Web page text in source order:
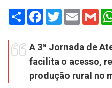
Share Facebook
TwitterEmail
A 3ª Jornada de
facilita o acesso,
produção rural no